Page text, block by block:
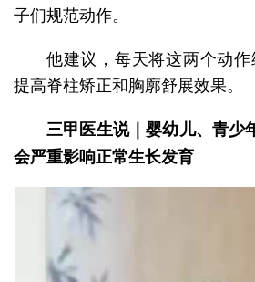
子们规范动作。
他建议，每天将这两个动
提高脊柱矫正和胸廓舒展效果。
三甲医生说｜婴幼儿、青少
会严重影响正常生长发育